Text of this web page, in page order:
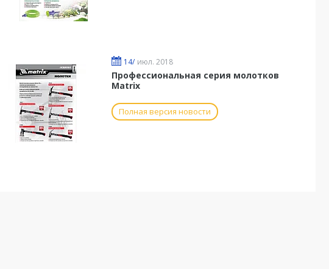
14/ июл. 2018
Профессиональная серия молотков
Matrix
Полная версия новости